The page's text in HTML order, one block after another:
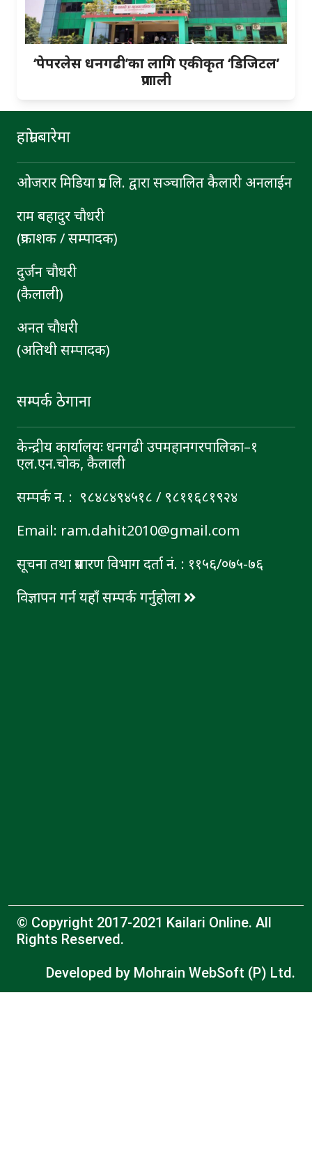
‘पेपरलेस धनगढी’का लागि एकीकृत ‘डिजिटल’
प्रणाली
हाम्रो बारेमा
ओजरार मिडिया प्रा. लि. द्वारा सञ्चालित कैलारी अनलाईन
राम बहादुर चाैधरी
(प्रकाशक / सम्पादक)
दुर्जन चाैधरी
(कैलाली)
अनत चौधरी
(अतिथी सम्पादक)
सम्पर्क ठेगाना
केन्द्रीय कार्यालयः धनगढी उपमहानगरपालिका–१
एल.एन.चोक, कैलाली
सम्पर्क न. : ९८४८४९४५१८ / ९८११६८१९२४
Email: ram.dahit2010@gmail.com
सूचना तथा प्रसारण विभाग दर्ता नं. : ११५६/०७५-७६
विज्ञापन गर्न यहाँ सम्पर्क गर्नुहोला
© Copyright 2017-2021 Kailari Online. All
Rights Reserved.
Developed by Mohrain WebSoft (P) Ltd.